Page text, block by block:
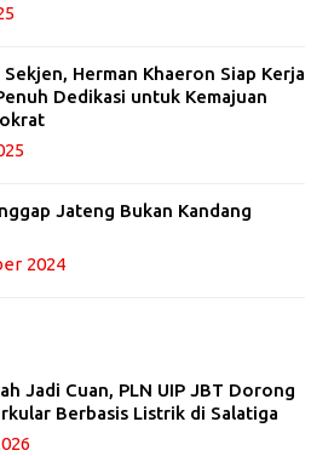
Herman Khaeron Siap Kerja
Dedikasi untuk Kemajuan
Jateng Bukan Kandang
2024
Jadi Cuan, PLN UIP JBT Dorong
Berbasis Listrik di Salatiga